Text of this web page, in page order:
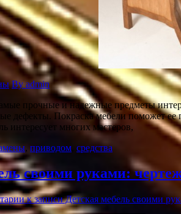
By admin
прочные и надежные предметы
дефекты. Покраска мебели поможет ее
интересует многих мастеров,
, приводом средства
своими руками:
к записи Детская мебель своими